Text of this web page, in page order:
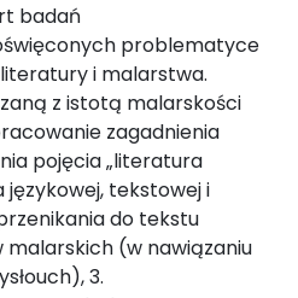
badań
problematyce
i malarstwa.
z istotą malarskości
zagadnienia
pojęcia „literatura
językowej, tekstowej i
do tekstu
(w nawiązaniu
3.